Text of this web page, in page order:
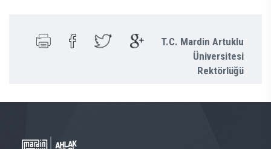
T.C. Mardin Artuklu
Üniversitesi
Rektörlüğü